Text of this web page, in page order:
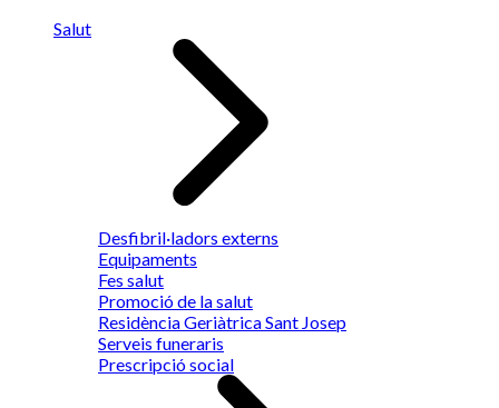
Salut
Desfibril·ladors externs
Equipaments
Fes salut
Promoció de la salut
Residència Geriàtrica Sant Josep
Serveis funeraris
Prescripció social